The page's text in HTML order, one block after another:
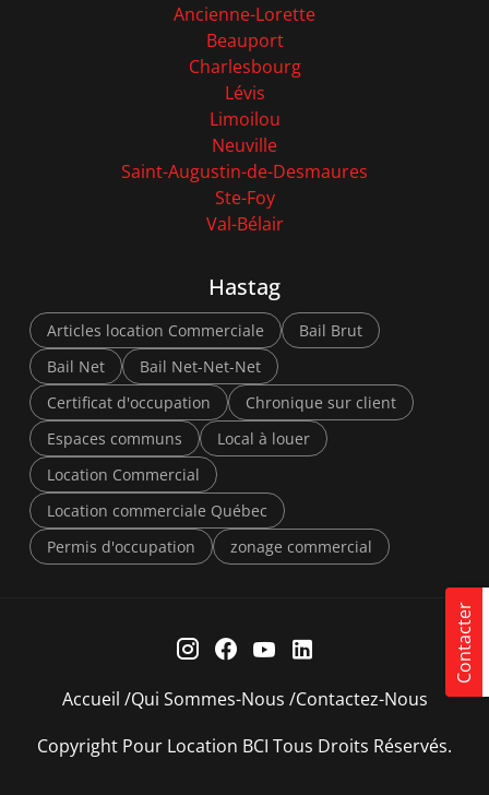
Contacter
Ancienne-Lorette
Beauport
Charlesbourg
Lévis
Limoilou
Neuville
Saint-Augustin-de-Desmaures
Ste-Foy
Val-Bélair
Hastag
Articles location Commerciale
Bail Brut
Bail Net
Bail Net-Net-Net
Certificat d'occupation
Chronique sur client
Espaces communs
Local à louer
Location Commercial
Location commerciale Québec
Permis d'occupation
zonage commercial
Accueil Qui Sommes-Nous Contactez-Nous
Copyright Pour Location BCI Tous Droits Réservés.